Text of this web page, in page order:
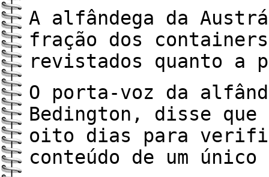
A alfândega da
fração dos
revistados quanto a
O porta-voz da
Bedington, disse
oito dias para
conteúdo de um